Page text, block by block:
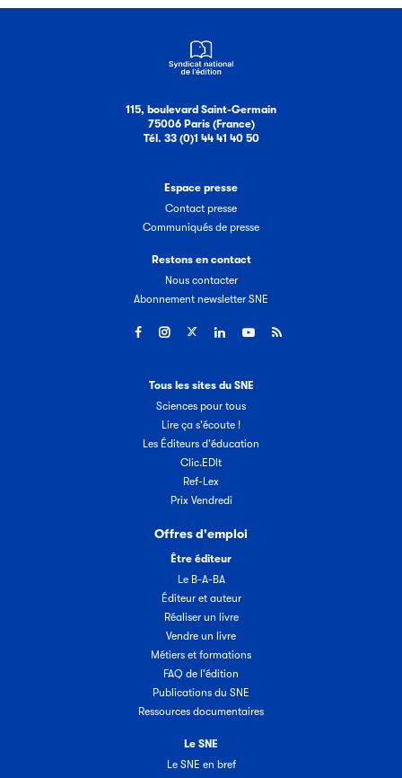
115, boulevard Saint-Germain
75006 Paris (France)
Tél. 33 (0)1 44 41 40 50
Espace presse
Contact presse
Communiqués de presse
Restons en contact
Nous contacter
Abonnement newsletter SNE
Tous les sites du SNE
Sciences pour tous
Lire ça s'écoute !
Les Éditeurs d'éducation
Clic.EDIt
Ref-Lex
Prix Vendredi
Offres d'emploi
Être éditeur
Le B-A-BA
Éditeur et auteur
Réaliser un livre
Vendre un livre
Métiers et formations
FAQ de l'édition
Publications du SNE
Ressources documentaires
Le SNE
Le SNE en bref